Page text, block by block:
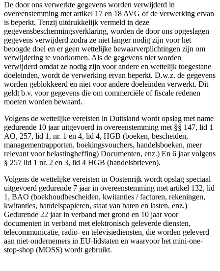
De door ons verwerkte gegevens worden verwijderd in
overeenstemming met artikel 17 en 18 AVG of de verwerking ervan
is beperkt. Tenzij uitdrukkelijk vermeld in deze
gegevensbeschermingsverklaring, worden de door ons opgeslagen
gegevens verwijderd zodra ze niet langer nodig zijn voor het
beoogde doel en er geen wettelijke bewaarverplichtingen zijn om
verwijdering te voorkomen. Als de gegevens niet worden
verwijderd omdat ze nodig zijn voor andere en wettelijk toegestane
doeleinden, wordt de verwerking ervan beperkt. D.w.z. de gegevens
worden geblokkeerd en niet voor andere doeleinden verwerkt. Dit
geldt b.v. voor gegevens die om commerciële of fiscale redenen
moeten worden bewaard.
Volgens de wettelijke vereisten in Duitsland wordt opslag met name
gedurende 10 jaar uitgevoerd in overeenstemming met §§ 147, lid 1
AO, 257, lid 1, nr. 1 en 4, lid 4, HGB (boeken, bescheiden,
managementrapporten, boekingsvouchers, handelsboeken, meer
relevant voor belastingheffing) Documenten, enz.) En 6 jaar volgens
§ 257 lid 1 nr. 2 en 3, lid 4 HGB (handelsbrieven).
Volgens de wettelijke vereisten in Oostenrijk wordt opslag speciaal
uitgevoerd gedurende 7 jaar in overeenstemming met artikel 132, lid
1, BAO (boekhoudbescheiden, kwitanties / facturen, rekeningen,
kwitanties, handelspapieren, staat van baten en lasten, enz.)
Gedurende 22 jaar in verband met grond en 10 jaar voor
documenten in verband met elektronisch geleverde diensten,
telecommunicatie, radio- en televisiediensten, die worden geleverd
aan niet-ondernemers in EU-lidstaten en waarvoor het mini-one-
stop-shop (MOSS) wordt gebruikt.